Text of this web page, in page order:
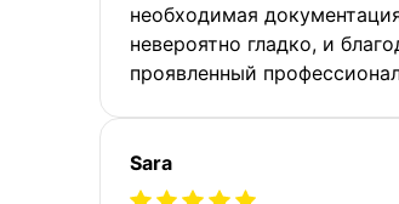
необходимая
невероятно гладко, и
проявленный
Sara